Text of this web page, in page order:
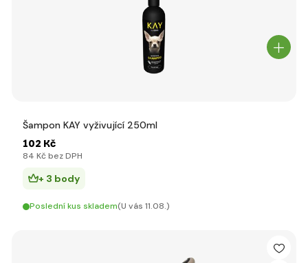
Šampon KAY vyživující 250ml
102 Kč
84 Kč bez DPH
+ 3 body
Poslední kus skladem(U vás 11.08.)